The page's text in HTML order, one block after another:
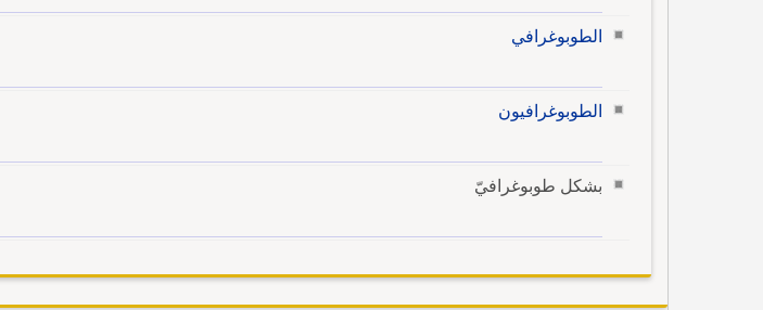
الطوبوغرافي
الطوبوغرافيون
بشكل طوبوغرافيّ